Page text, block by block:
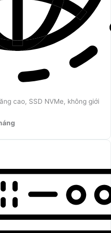
cao, SSD NVMe, không giới